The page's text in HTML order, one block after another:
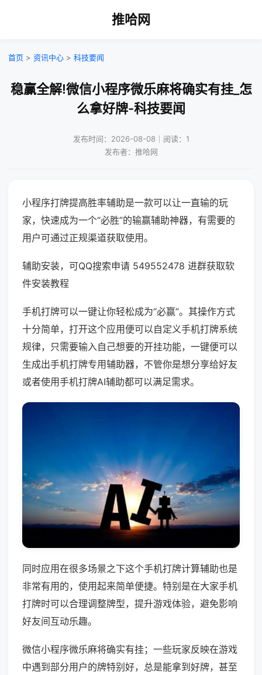
推哈网
首页 > 资讯中心 > 科技要闻
稳赢全解!微信小程序微乐麻将确实有挂_怎
么拿好牌-科技要闻
发布时间：2026-08-08｜阅读：1
发布者：推哈网
小程序打牌提高胜率辅助是一款可以让一直输的玩
家，快速成为一个“必胜”的输赢辅助神器，有需要的
用户可通过正规渠道获取使用。
辅助安装，可QQ搜索申请 549552478 进群获取软
件安装教程
手机打牌可以一键让你轻松成为“必赢”。其操作方式
十分简单，打开这个应用便可以自定义手机打牌系统
规律，只需要输入自己想要的开挂功能，一键便可以
生成出手机打牌专用辅助器，不管你是想分享给好友
或者使用手机打牌AI辅助都可以满足需求。
同时应用在很多场景之下这个手机打牌计算辅助也是
非常有用的，使用起来简单便捷。特别是在大家手机
打牌时可以合理调整牌型，提升游戏体验，避免影响
好友间互动乐趣。
微信小程序微乐麻将确实有挂；一些玩家反映在游戏
中遇到部分用户的牌特别好，总是能拿到好牌，甚至